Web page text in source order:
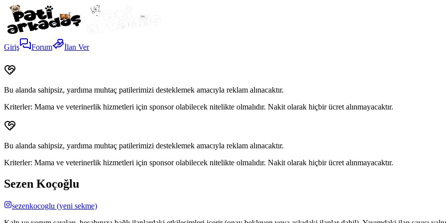
Giriş Forum İlan Ver
Bu alanda sahipsiz, yardıma muhtaç patilerimizi desteklemek amacıyla reklam alınacaktır.
Kriterler: Mama ve veterinerlik hizmetleri için sponsor olabilecek nitelikte olmalıdır. Nakit olarak hiçbir ücret alınmayacaktır.
Bu alanda sahipsiz, yardıma muhtaç patilerimizi desteklemek amacıyla reklam alınacaktır.
Kriterler: Mama ve veterinerlik hizmetleri için sponsor olabilecek nitelikte olmalıdır. Nakit olarak hiçbir ücret alınmayacaktır.
Sezen Koçoğlu
sezenkocoglu (yeni sekme)